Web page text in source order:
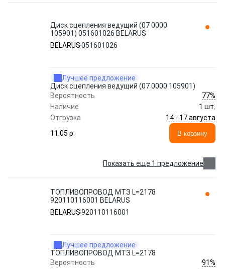
Диск сцепления ведущий (07 0000
105901) 051601026 BELARUS
BELARUS051601026
Лучшее предложение
Диск сцепления ведущий (07 0000 105901)
Вероятность
77%
Наличие
1 шт.
Отгрузка
14 - 17 августа
11.05 p.
В корзину
Показать еще 1 предложение
ТОПЛИВОПРОВОД МТЗ L=2178
920110116001 BELARUS
BELARUS920110116001
Лучшее предложение
ТОПЛИВОПРОВОД МТЗ L=2178
Вероятность
91%